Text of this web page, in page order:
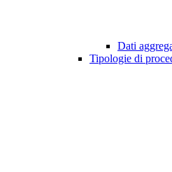
Dati
Tipologie di